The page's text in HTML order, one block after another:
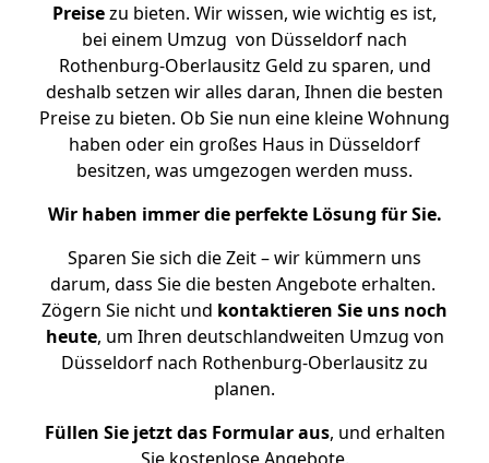
Preisezu bieten. Wir wissen, wie wichtig es ist,
bei einem Umzug von Düsseldorf nach
Rothenburg-Oberlausitz Geld zu sparen, und
deshalb setzen wir alles daran, Ihnen die besten
Preise zu bieten. Ob Sie nun eine kleine Wohnung
haben oder ein großes Haus in Düsseldorf
besitzen, was umgezogen werden muss.
Wir haben immer die perfekte Lösung für Sie.
Sparen Sie sich die Zeit – wir kümmern uns
darum, dass Sie die besten Angebote erhalten.
Zögern Sie nicht und kontaktieren Sie uns noch
heute, um Ihren deutschlandweiten Umzug von
Düsseldorf nach Rothenburg-Oberlausitz zu
planen.
Füllen Sie jetzt das Formular aus, und erhalten